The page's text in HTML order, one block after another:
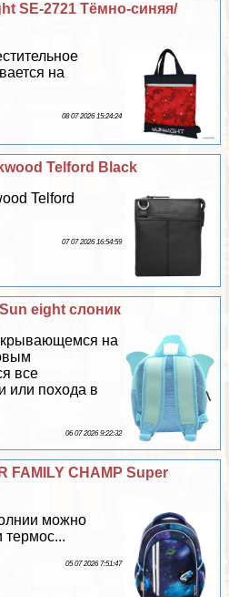
SE-2721 Тёмно-синяя/
на
08 07 2026 15:24:24
Telford Black
Telford
07 07 2026 16:54:59
eight слоник
на
все
или похода в
06 07 2026 9:22:32
FAMILY CHAMP Super
можно
термос...
05 07 2026 7:51:47